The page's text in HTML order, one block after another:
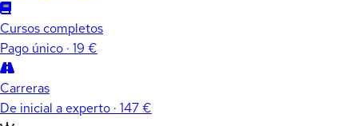
Cursos completos
Pago único · 19 €
Carreras
De inicial a experto · 147 €